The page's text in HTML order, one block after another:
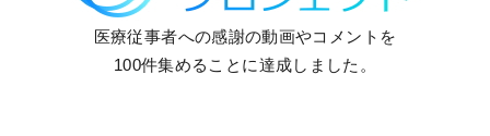
医療従事者への感謝の動画やコメントを
100件集めることに達成しました。